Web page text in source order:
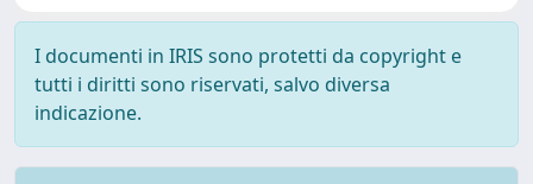
I documenti in IRIS sono protetti da copyright e
tutti i diritti sono riservati, salvo diversa
indicazione.